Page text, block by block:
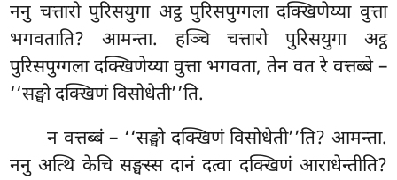
ननु चत्तारो पुरिसयुगा अट्ठ पुरिसपुग्गला दक्खिणेय्या वुत्ता
भगवताति? आमन्ता. हञ्चि चत्तारो पुरिसयुगा अट्ठ
पुरिसपुग्गला दक्खिणेय्या वुत्ता भगवता, तेन वत रे वत्तब्बे –
‘‘सङ्घो दक्खिणं विसोधेती’’ति.
न वत्तब्बं – ‘‘सङ्घो दक्खिणं विसोधेती’’ति? आमन्ता.
ननु अत्थि केचि सङ्घस्स दानं दत्वा दक्खिणं आराधेन्तीति?